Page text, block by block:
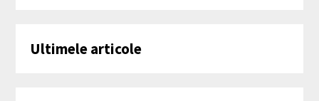
Ultimele articole